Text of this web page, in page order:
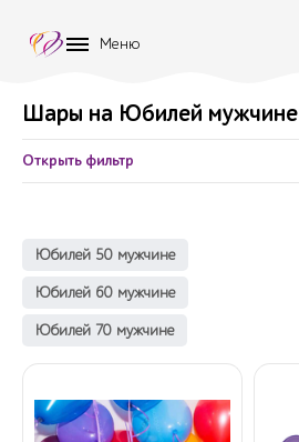
Меню
Шары на Юбилей мужчине
Открыть фильтр
Юбилей 50 мужчине
Юбилей 60 мужчине
Юбилей 70 мужчине